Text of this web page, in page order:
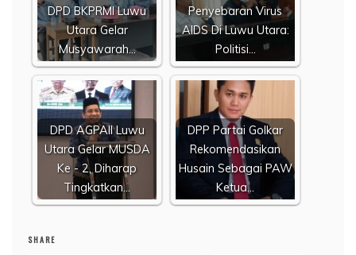
DPD BKPRMI Luwu
Utara Gelar
Musyawarah…
Penyebaran Virus
AIDS Di Luwu Utara:
Politisi…
DPD AGPAII Luwu
Utara Gelar MUSDA
Ke - 2, Diharap
Tingkatkan…
DPP Partai Golkar
Rekomendasikan
Husain Sebagai PAW
Ketua…
SHARE